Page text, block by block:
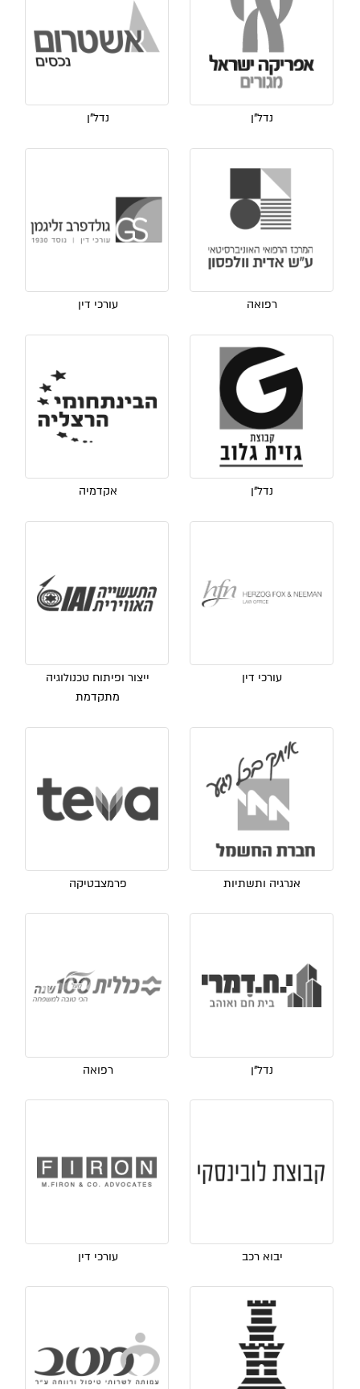
נדל"ן נדל"ן
רפואה עורכי דין
נדל"ן אקדמיה
עורכי דין
ייצור ופיתוח טכנולוגיה
מתקדמת
אנרגיה ותשתיות פרמצבטיקה
נדל"ן רפואה
יבוא רכב עורכי דין